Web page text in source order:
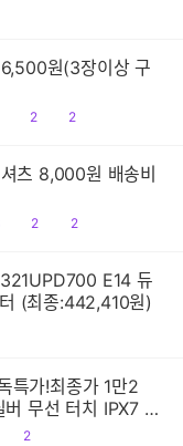
원(3장이상 구
공
2
댓
2
츠 8,000원 배송비
공
2
댓
2
E14 듀
(최종:442,410원)
특가!최종가 1만2
무선 터치 IPX7 방
댓
2